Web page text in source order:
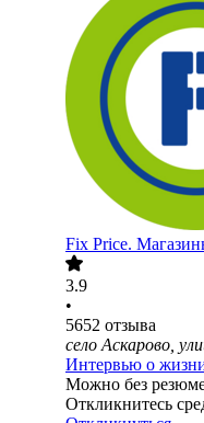
Fix Price.
3.9
•
5652 отзыва
село Аскарово,
Интервью о
Можно без
Откликнитесь